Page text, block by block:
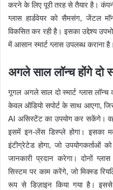
करने के लिए पूरी तरह से तैयार है।
ग्लास हार्डवेयर को सैमसंग, जेंटल
विकसित कर रही है। इसका उद्देश्य
में आसान स्मार्ट ग्लास उपलब्ध कराना है।
अगले साल लॉन्च होंगे दो
गूगल अगले साल दो स्मार्ट ग्लास लॉन्च
केवल ऑडियो सपोर्ट के साथ आएगा,
AI असिस्टेंट का उपयोग कर सकेंगे।
इसमें इन-लेंस डिस्प्ले होगा। इसका
इंटीग्रेटेड होगा, जो उपयोगकर्ताओं
जानकारी प्रदान करेगा। दोनों
सिस्टम पर काम करेंगे, जो मिक्स्ड
रूप से डिज़ाइन किया गया है।